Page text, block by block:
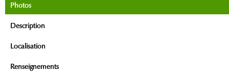
Photos
Description
Localisation
Renseignements